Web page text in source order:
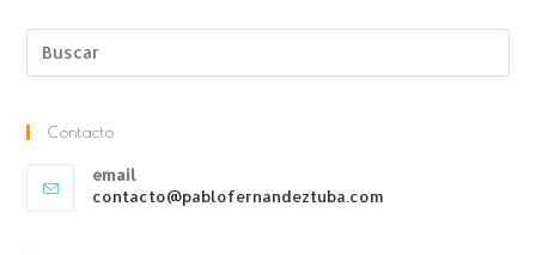
Contacto
email
contacto@pablofernandeztuba.com